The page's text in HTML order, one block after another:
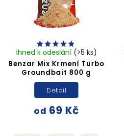
Benzar Mix Krmení Turbo
Groundbait 800 g
Ihned k odeslání (>5 ks)
od 69 Kč
Detail